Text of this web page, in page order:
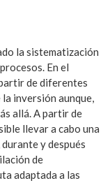
la sistematización
En el
de diferentes
inversión aunque,
allá. A partir de
llevar a cabo una
y después
de
adaptada a las